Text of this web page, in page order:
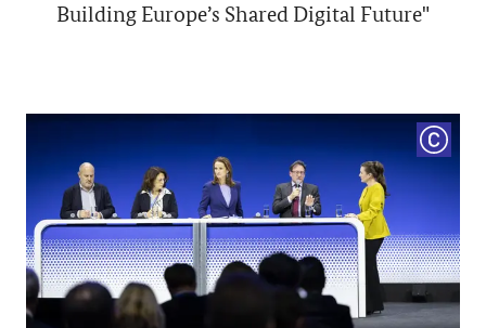
Building Europe’s Shared Digital Future"